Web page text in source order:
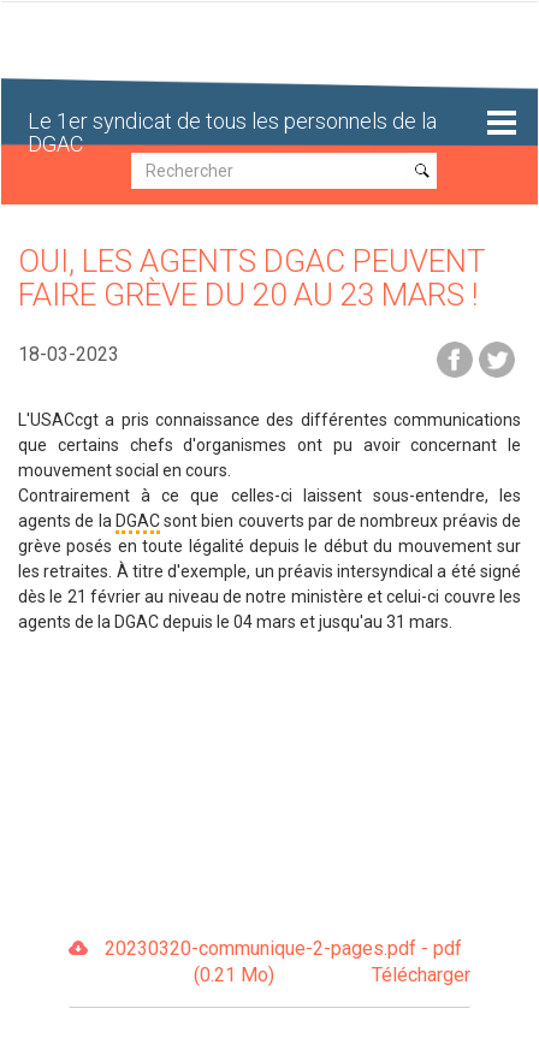
Le 1er syndicat de tous les personnels de la
DGAC
Recherche
Recherche
OUI, LES AGENTS DGAC PEUVENT
FAIRE GRÈVE DU 20 AU 23 MARS !
18-03-2023
L'USACcgt a pris connaissance des différentes communications
que certains chefs d'organismes ont pu avoir concernant le
mouvement social en cours.
Contrairement à ce que celles-ci laissent sous-entendre, les
agents de la DGACsont bien couverts par de nombreux préavis de
grève posés en toute légalité depuis le début du mouvement sur
les retraites. À titre d'exemple, un préavis intersyndical a été signé
dès le 21 février au niveau de notre ministère et celui-ci couvre les
agents de la DGAC depuis le 04 mars et jusqu'au 31 mars.
20230320-communique-2-pages.pdf - pdf
(0.21 Mo)
Télécharger